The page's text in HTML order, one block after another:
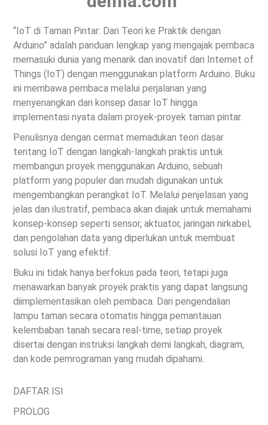
“IoT di Taman Pintar: Dari Teori ke Praktik dengan
Arduino” adalah panduan lengkap yang mengajak pembaca
memasuki dunia yang menarik dan inovatif dari Internet of
Things (IoT) dengan menggunakan platform Arduino. Buku
ini membawa pembaca melalui perjalanan yang
menyenangkan dari konsep dasar IoT hingga
implementasi nyata dalam proyek-proyek taman pintar.
Penulisnya dengan cermat memadukan teori dasar
tentang IoT dengan langkah-langkah praktis untuk
membangun proyek menggunakan Arduino, sebuah
platform yang populer dan mudah digunakan untuk
mengembangkan perangkat IoT. Melalui penjelasan yang
jelas dan ilustratif, pembaca akan diajak untuk memahami
konsep-konsep seperti sensor, aktuator, jaringan nirkabel,
dan pengolahan data yang diperlukan untuk membuat
solusi IoT yang efektif.
Buku ini tidak hanya berfokus pada teori, tetapi juga
menawarkan banyak proyek praktis yang dapat langsung
diimplementasikan oleh pembaca. Dari pengendalian
lampu taman secara otomatis hingga pemantauan
kelembaban tanah secara real-time, setiap proyek
disertai dengan instruksi langkah demi langkah, diagram,
dan kode pemrograman yang mudah dipahami.
DAFTAR ISI
PROLOG